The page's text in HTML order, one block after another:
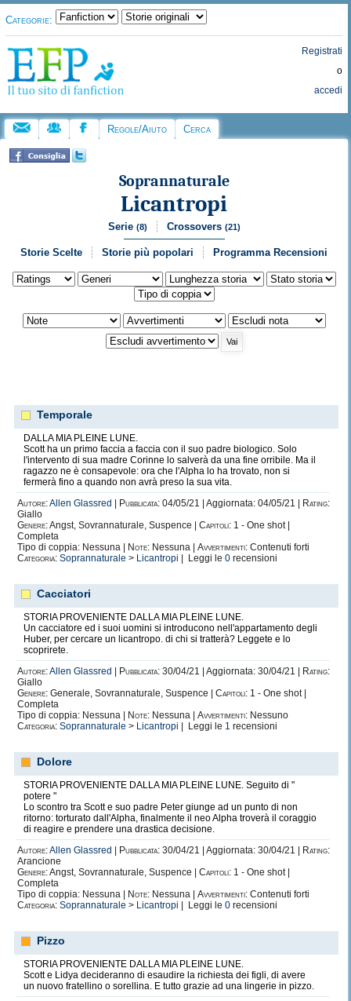
Categorie:
Registrati
o
accedi
Regole/Aiuto Cerca
Soprannaturale
Licantropi
Serie (8) Crossovers (21)
Storie Scelte Storie più popolari Programma Recensioni
Temporale
DALLA MIA PLEINE LUNE.
Scott ha un primo faccia a faccia con il suo padre biologico. Solo
l'intervento di sua madre Corinne lo salverà da una fine orribile. Ma il
ragazzo ne è consapevole: ora che l'Alpha lo ha trovato, non si
fermerà fino a quando non avrà preso la sua vita.
Autore:Allen Glassred Pubblicata: 04/05/21 | Aggiornata: 04/05/21 |
Rating:
Giallo
Genere:Angst, Sovrannaturale, Suspence | Capitoli: 1 - One shot |
Completa
Tipo di coppia: Nessuna |
Note: Nessuna | Avvertimenti: Contenuti forti
Categoria: Soprannaturale > Licantropi | Leggi le 0 recensioni
Cacciatori
STORIA PROVENIENTE DALLA MIA PLEINE LUNE.
Un cacciatore ed i suoi uomini si introducono nell'appartamento degli
Huber, per cercare un licantropo. di chi si tratterà? Leggete e lo
scoprirete.
Autore:Allen Glassred Pubblicata: 30/04/21 | Aggiornata: 30/04/21 |
Rating:
Giallo
Genere: Generale, Sovrannaturale, Suspence | Capitoli: 1 - One shot |
Completa
Tipo di coppia: Nessuna |
Note: Nessuna | Avvertimenti: Nessuno
Categoria: Soprannaturale > Licantropi | Leggi le 1 recensioni
Dolore
STORIA PROVENIENTE DALLA MIA PLEINE LUNE. Seguito di "
potere "
Lo scontro tra Scott e suo padre Peter giunge ad un punto di non
ritorno: torturato dall'Alpha, finalmente il neo Alpha troverà il coraggio
di reagire e prendere una drastica decisione.
Autore:Allen Glassred Pubblicata: 30/04/21 | Aggiornata: 30/04/21 |
Rating:
Arancione
Genere:Angst, Sovrannaturale, Suspence | Capitoli: 1 - One shot |
Completa
Tipo di coppia: Nessuna |
Note: Nessuna | Avvertimenti: Contenuti forti
Categoria: Soprannaturale > Licantropi | Leggi le 0 recensioni
Pizzo
STORIA PROVENIENTE DALLA MIA PLEINE LUNE.
Scott e Lidya decideranno di esaudire la richiesta dei figli, di avere
un nuovo fratellino o sorellina. E tutto grazie ad una lingerie in pizzo.